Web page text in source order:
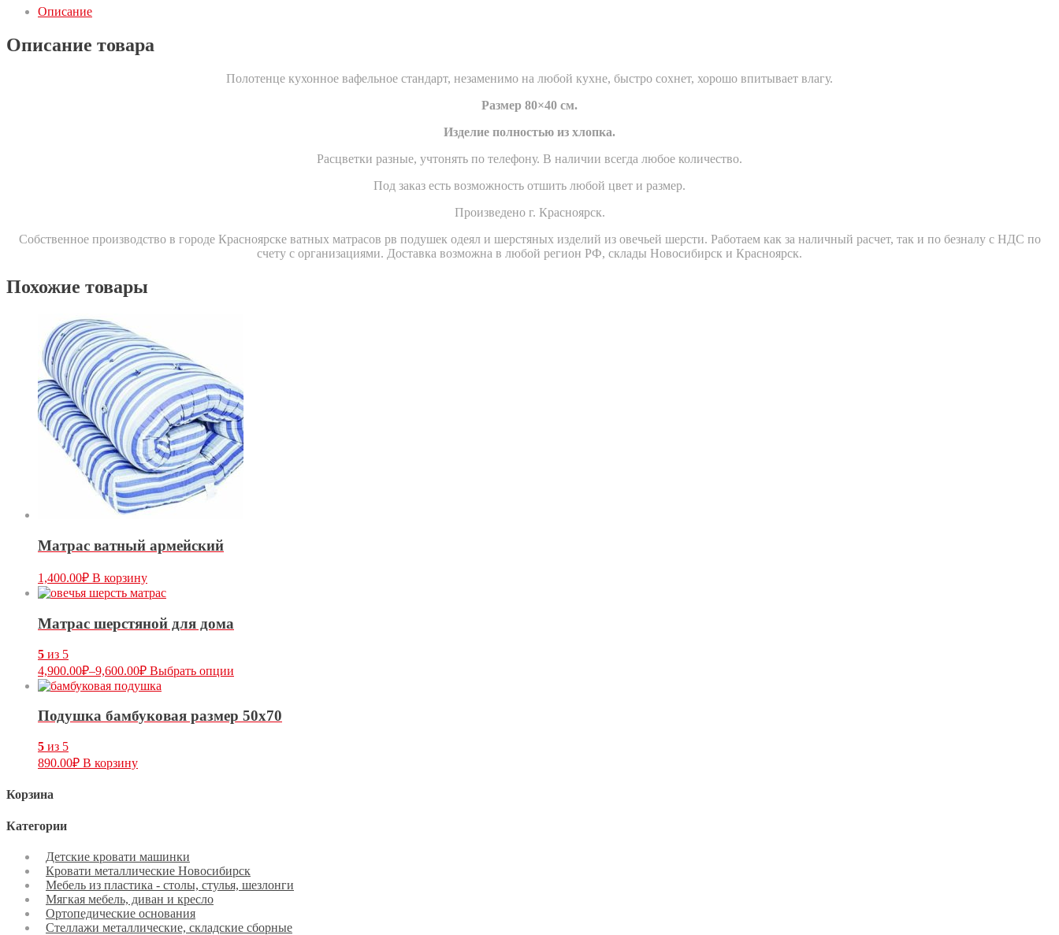
Описание
Описание товара
Полотенце кухонное вафельное стандарт, незаменимо на любой кухне, быстро сохнет, хорошо впитывает влагу.
Размер 80×40 см.
Изделие полностью из хлопка.
Расцветки разные, учтонять по телефону. В наличии всегда любое количество.
Под заказ есть возможность отшить любой цвет и размер.
Произведено г. Красноярск.
Собственное производство в городе Красноярске ватных матрасов рв подушек одеял и шерстяных изделий из овечьей шерсти. Работаем как за наличный расчет, так и по безналу с НДС по
счету с организациями. Доставка возможна в любой регион РФ, склады Новосибирск и Красноярск.
Похожие товары
Матрас ватный армейский
1,400.00₽ В корзину
Матрас шерстяной для дома
5 из 5
4,900.00₽–9,600.00₽ Выбрать опции
Подушка бамбуковая размер 50х70
5 из 5
890.00₽ В корзину
Корзина
Категории
Детские кровати машинки
Кровати металлические Новосибирск
Мебель из пластика - столы, стулья, шезлонги
Мягкая мебель, диван и кресло
Ортопедические основания
Стеллажи металлические, складские сборные